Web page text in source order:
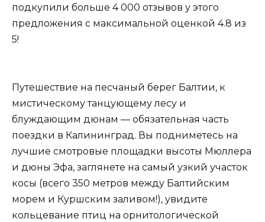
подкупили больше 4 000 отзывов у этого
предложения с максимальной оценкой 4.8 из
5!
Путешествие на песчаный берег Балтии, к
мистическому танцующему лесу и
блуждающим дюнам — обязательная часть
поездки в Калининград. Вы подниметесь на
лучшие смотровые площадки высоты Мюллера
и дюны Эфа, заглянете на самый узкий участок
косы (всего 350 метров между Балтийским
морем и Куршским заливом!), увидите
кольцевание птиц на орнитологической